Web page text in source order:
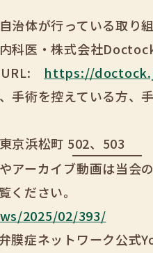
治体が行っている取り
科医・株式会社
https://
手術を控えている方、
京浜松町 502、503
ーカイブ動画は当会
ください。
2025/02/393/
症ネットワーク公式